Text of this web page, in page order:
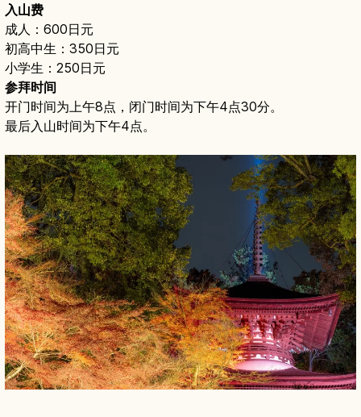
入山费
成人：600日元
初高中生：350日元
小学生：250日元
参拜时间
开门时间为上午8点，闭门时间为下午4点30分。
最后入山时间为下午4点。